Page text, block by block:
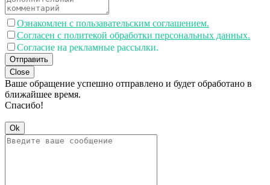
Ознакомлен с пользавательским соглашением.
Согласен с политекой обработки персональных данных.
Согласие на рекламные рассылки.
Отправить
Close
Ваше обращение успешно отправлено и будет обработано в
ближайшее время.
Спасибо!
Ok